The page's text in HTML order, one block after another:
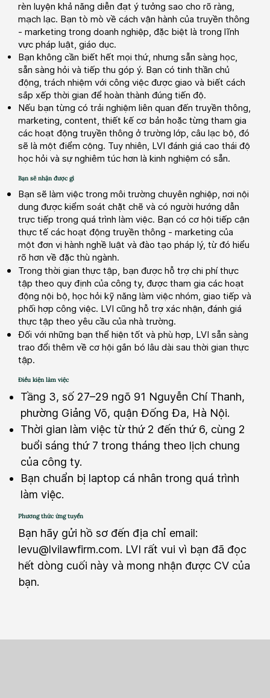
rèn luyện khả năng diễn đạt ý tưởng sao cho rõ ràng,
mạch lạc. Bạn tò mò về cách vận hành của truyền thông
- marketing trong doanh nghiệp, đặc biệt là trong lĩnh
vực pháp luật, giáo dục.
Bạn không cần biết hết mọi thứ, nhưng sẵn sàng học,
sẵn sàng hỏi và tiếp thu góp ý. Bạn có tinh thần chủ
động, trách nhiệm với công việc được giao và biết cách
sắp xếp thời gian để hoàn thành đúng tiến độ.
Nếu bạn từng có trải nghiệm liên quan đến truyền thông,
marketing, content, thiết kế cơ bản hoặc từng tham gia
các hoạt động truyền thông ở trường lớp, câu lạc bộ, đó
sẽ là một điểm cộng. Tuy nhiên, LVI đánh giá cao thái độ
học hỏi và sự nghiêm túc hơn là kinh nghiệm có sẵn.
Bạn sẽ nhận được gì
Bạn sẽ làm việc trong môi trường chuyên nghiệp, nơi nội
dung được kiểm soát chặt chẽ và có người hướng dẫn
trực tiếp trong quá trình làm việc. Bạn có cơ hội tiếp cận
thực tế các hoạt động truyền thông - marketing của
một đơn vị hành nghề luật và đào tạo pháp lý, từ đó hiểu
rõ hơn về đặc thù ngành.
Trong thời gian thực tập, bạn được hỗ trợ chi phí thực
tập theo quy định của công ty, được tham gia các hoạt
động nội bộ, học hỏi kỹ năng làm việc nhóm, giao tiếp và
phối hợp công việc. LVI cũng hỗ trợ xác nhận, đánh giá
thực tập theo yêu cầu của nhà trường.
Đối với những bạn thể hiện tốt và phù hợp, LVI sẵn sàng
trao đổi thêm về cơ hội gắn bó lâu dài sau thời gian thực
tập.
Điều kiện làm việc
Tầng 3, số 27–29 ngõ 91 Nguyễn Chí Thanh,
phường Giảng Võ, quận Đống Đa, Hà Nội.
Thời gian làm việc từ thứ 2 đến thứ 6, cùng 2
buổi sáng thứ 7 trong tháng theo lịch chung
của công ty.
Bạn chuẩn bị laptop cá nhân trong quá trình
làm việc.
Phương thức ứng tuyển
Bạn hãy gửi hồ sơ đến địa chỉ email:
levu@lvilawfirm.com. LVI rất vui vì bạn đã đọc
hết dòng cuối này và mong nhận được CV của
bạn.